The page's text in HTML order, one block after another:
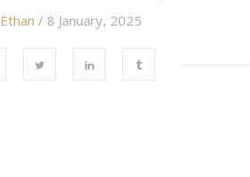
Ethan / 8 January, 2025